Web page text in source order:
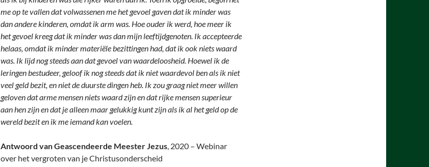
me op te vallen dat volwassenen me het gevoel gaven dat ik minder was
dan andere kinderen, omdat ik arm was. Hoe ouder ik werd, hoe meer ik
het gevoel kreeg dat ik minder was dan mijn leeftijdgenoten. Ik accepteerde
helaas, omdat ik minder materiële bezittingen had, dat ik ook niets waard
was. Ik lijd nog steeds aan dat gevoel van waardeloosheid. Hoewel ik de
leringen bestudeer, geloof ik nog steeds dat ik niet waardevol ben als ik niet
veel geld bezit, en niet de duurste dingen heb. Ik zou graag niet meer willen
geloven dat arme mensen niets waard zijn en dat rijke mensen superieur
aan hen zijn en dat je alleen maar gelukkig kunt zijn als ik al het geld op de
wereld bezit en ik me iemand kan voelen.
Antwoord van Geascendeerde Meester Jezus, 2020 – Webinar
over het vergroten van je Christusonderscheid